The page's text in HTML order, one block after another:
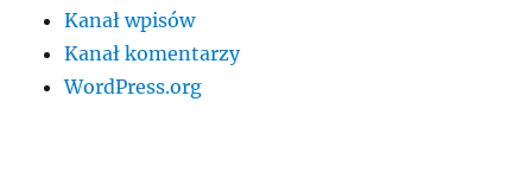
Kanał wpisów
Kanał komentarzy
WordPress.org